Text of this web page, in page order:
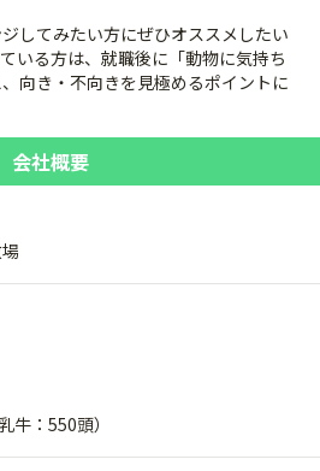
してみたい方にぜひオススメしたい
いる方は、就職後に「動物に気持ち
向き・不向きを見極めるポイントに
会社概要
牛：550頭）